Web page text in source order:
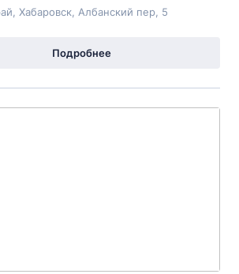
Хабаровск, Албанский пер, 5
Подробнее